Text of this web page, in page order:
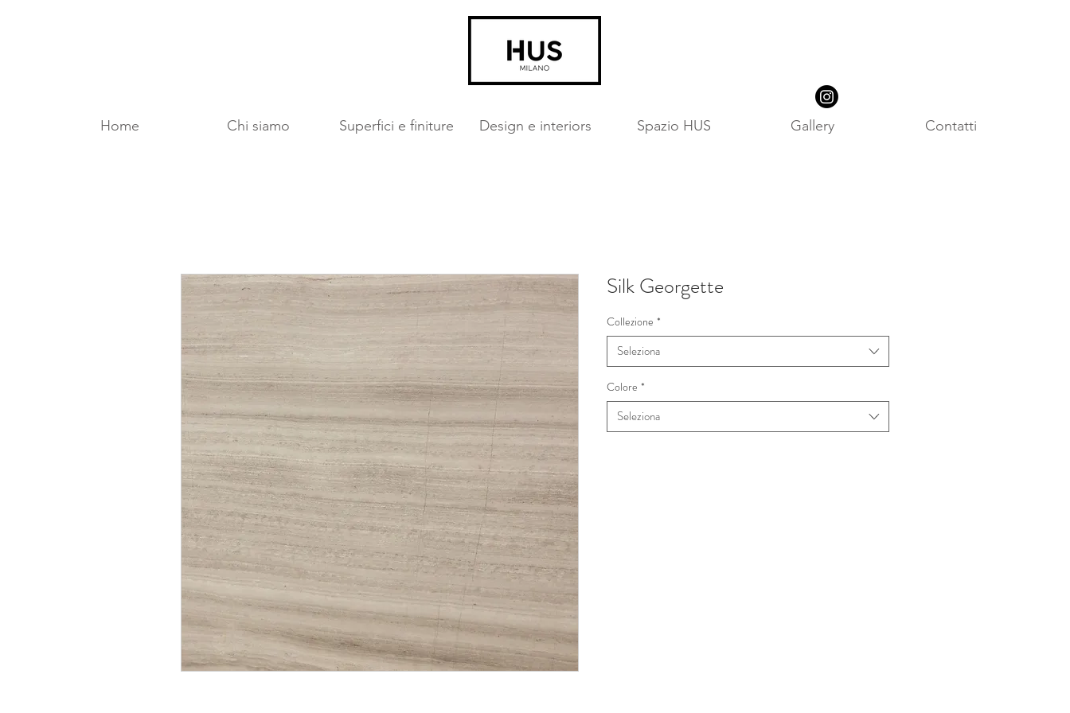
Home Chi siamo Superfici e finiture Design e interiors Spazio HUS Gallery Contatti
Silk Georgette
Collezione *
Seleziona
Colore *
Seleziona